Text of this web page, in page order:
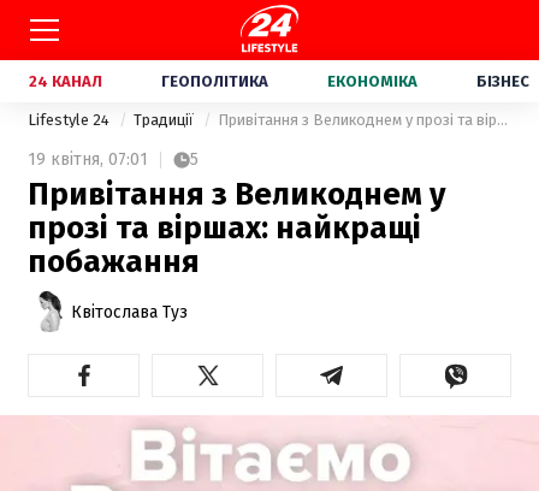
24 КАНАЛ ГЕОПОЛІТИКА ЕКОНОМІКА БІЗНЕС
Lifestyle 24 Традиції Привітання з Великоднем у прозі та віршах: найкращі побажання
19 квітня, 07:01 5
Привітання з Великоднем у
прозі та віршах: найкращі
побажання
Квітослава Туз